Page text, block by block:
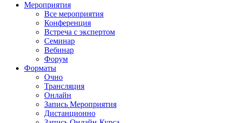
Мероприятия
Все мероприятия
Конференция
Встреча с экспертом
Семинар
Вебинар
Форум
Форматы
Очно
Трансляция
Онлайн
Запись Мероприятия
Дистанционно